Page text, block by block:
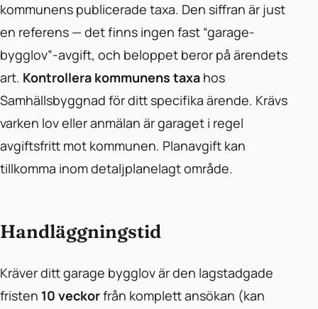
kommunens publicerade taxa. Den siffran är just
en referens — det finns ingen fast “garage-
bygglov”-avgift, och beloppet beror på ärendets
art. Kontrollera kommunens taxa hos
Samhällsbyggnad för ditt specifika ärende. Krävs
varken lov eller anmälan är garaget i regel
avgiftsfritt mot kommunen. Planavgift kan
tillkomma inom detaljplanelagt område.
Handläggningstid
Kräver ditt garage bygglov är den lagstadgade
fristen 10 veckorfrån komplett ansökan (kan